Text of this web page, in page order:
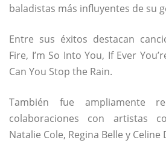
baladistas más influyentes de su
Entre sus éxitos destacan
Fire, I’m So Into You, If Ever
Can You Stop the Rain.
También fue ampliamente
colaboraciones con artistas
Natalie Cole, Regina Belle y Celine